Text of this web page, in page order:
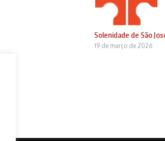
Solenidade de São
19 de março de 2026